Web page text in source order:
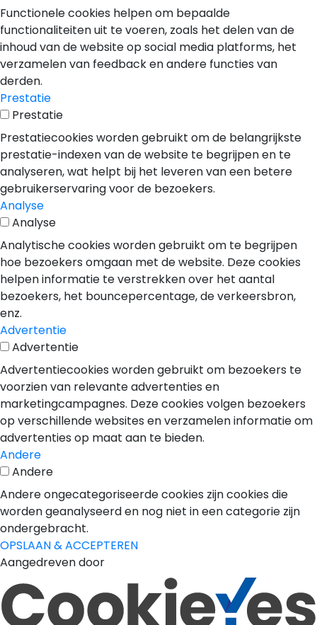
Functionele cookies helpen om bepaalde
functionaliteiten uit te voeren, zoals het delen van de
inhoud van de website op social media platforms, het
verzamelen van feedback en andere functies van
derden.
Prestatie
Prestatie
Prestatiecookies worden gebruikt om de belangrijkste
prestatie-indexen van de website te begrijpen en te
analyseren, wat helpt bij het leveren van een betere
gebruikerservaring voor de bezoekers.
Analyse
Analyse
Analytische cookies worden gebruikt om te begrijpen
hoe bezoekers omgaan met de website. Deze cookies
helpen informatie te verstrekken over het aantal
bezoekers, het bouncepercentage, de verkeersbron,
enz.
Advertentie
Advertentie
Advertentiecookies worden gebruikt om bezoekers te
voorzien van relevante advertenties en
marketingcampagnes. Deze cookies volgen bezoekers
op verschillende websites en verzamelen informatie om
advertenties op maat aan te bieden.
Andere
Andere
Andere ongecategoriseerde cookies zijn cookies die
worden geanalyseerd en nog niet in een categorie zijn
ondergebracht.
OPSLAAN & ACCEPTEREN
Aangedreven door